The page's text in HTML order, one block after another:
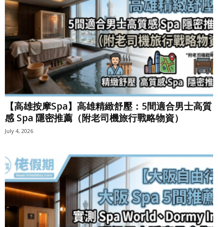
【高雄按摩Spa】高雄精緻舒壓：5間適合男士高質
感 Spa 隱密推薦（附老司機旅行戰略物資）
July 4, 2026